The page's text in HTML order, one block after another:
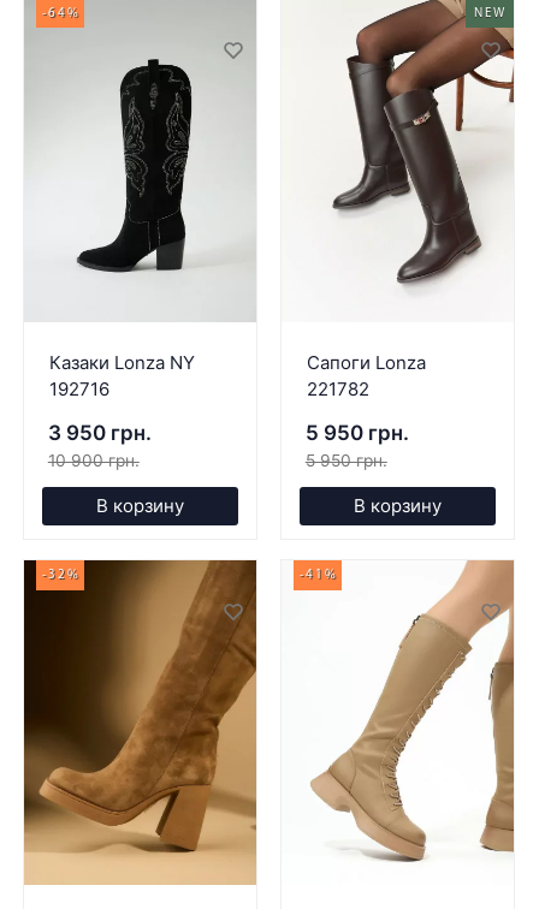
-64%
Казаки Lonza NY
192716
3 950 грн.
10 900 грн.
В корзину
NEW
Сапоги Lonza
221782
5 950 грн.
5 950 грн.
В корзину
-32% -41%